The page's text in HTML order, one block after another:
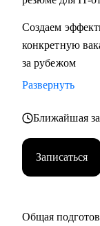
Создаем
конкретную
за рубежом
Развернуть
Ближайшая
Записаться
Общая